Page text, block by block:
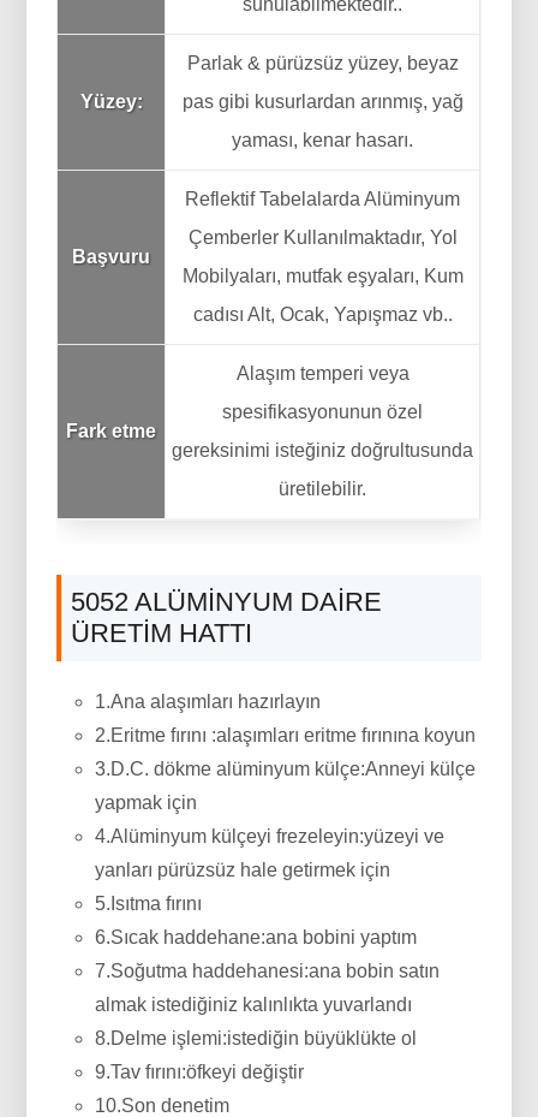
sunulabilmektedir..
Yüzey:
Parlak & pürüzsüz yüzey, beyaz
pas gibi kusurlardan arınmış, yağ
yaması, kenar hasarı.
Başvuru
Reflektif Tabelalarda Alüminyum
Çemberler Kullanılmaktadır, Yol
Mobilyaları, mutfak eşyaları, Kum
cadısı Alt, Ocak, Yapışmaz vb..
Fark etme
Alaşım temperi veya
spesifikasyonunun özel
gereksinimi isteğiniz doğrultusunda
üretilebilir.
5052 ALÜMINYUM DAIRE
ÜRETIM HATTI
1.Ana alaşımları hazırlayın
2.Eritme fırını :alaşımları eritme fırınına koyun
3.D.C. dökme alüminyum külçe:Anneyi külçe
yapmak için
4.Alüminyum külçeyi frezeleyin:yüzeyi ve
yanları pürüzsüz hale getirmek için
5.Isıtma fırını
6.Sıcak haddehane:ana bobini yaptım
7.Soğutma haddehanesi:ana bobin satın
almak istediğiniz kalınlıkta yuvarlandı
8.Delme işlemi:istediğin büyüklükte ol
9.Tav fırını:öfkeyi değiştir
10.Son denetim